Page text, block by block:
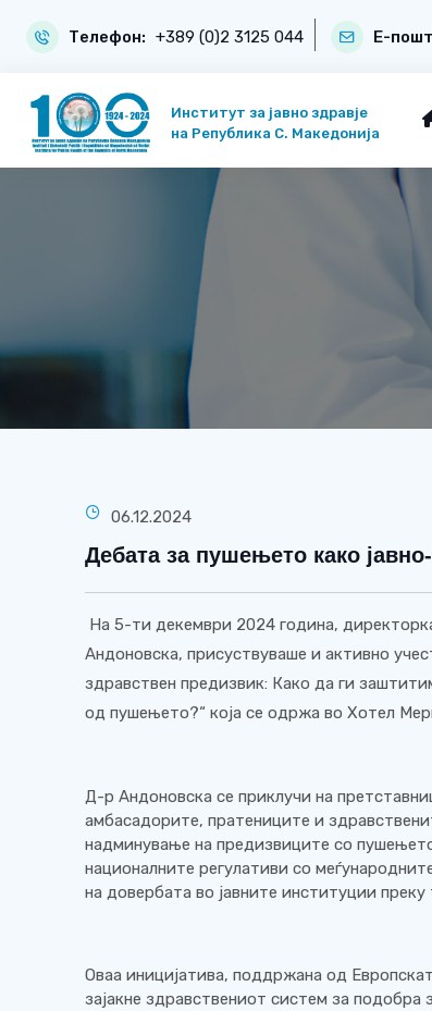
Телефон: +389 (0)2 3125 044 Е-
Институт за јавно здравје
на Република С. Македонија
06.12.2024
Дебата за пушењето како
На 5-ти декември 2024 година,
Андоновска, присуствуваше и активно
здравствен предизвик: Како да ги
од пушењето?“ која се одржа во Хотел
Д-р Андоновска се приклучи на
амбасадорите, пратениците и
надминување на предизвиците со
националните регулативи со
на довербата во јавните институции
Оваа иницијатива, поддржана од
зајакне здравствениот систем за